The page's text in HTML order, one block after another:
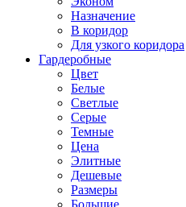
Назначение
В коридор
Для узкого коридора
Гардеробные
Цвет
Белые
Светлые
Серые
Темные
Цена
Элитные
Дешевые
Размеры
Большие